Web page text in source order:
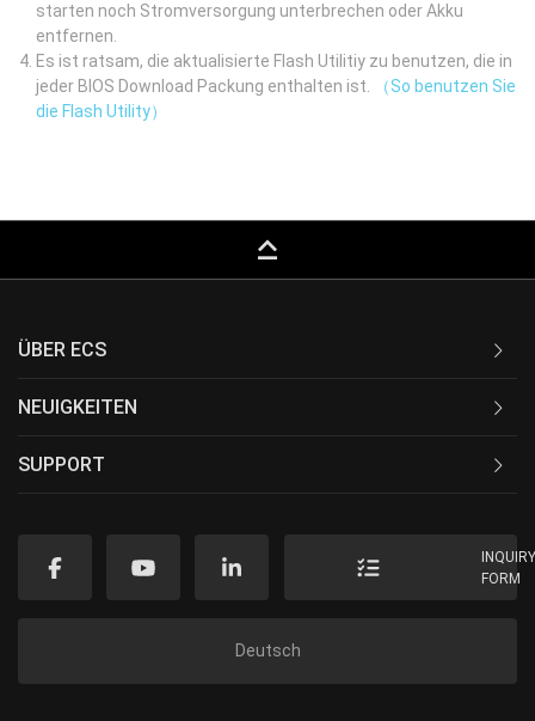
starten noch Stromversorgung unterbrechen oder Akku
entfernen.
Es ist ratsam, die aktualisierte Flash Utilitiy zu benutzen, die in
jeder BIOS Download Packung enthalten ist.
（So benutzen Sie
die Flash Utility）
keyboard_capslock
ÜBER ECS
NEUIGKEITEN
SUPPORT
FORM
Deutsch